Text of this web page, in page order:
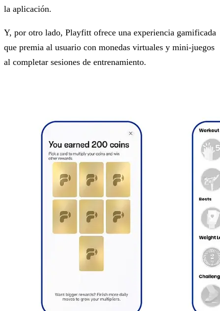
la aplicación.
Y, por otro lado, Playfitt ofrece una experiencia gamificada
que premia al usuario con monedas virtuales y mini-juegos
al completar sesiones de entrenamiento.